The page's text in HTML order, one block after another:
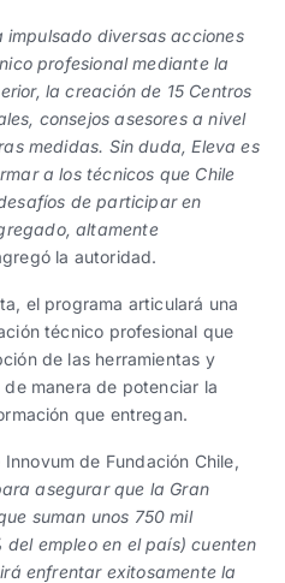
impulsado diversas acciones
profesional mediante la
la creación de 15 Centros
consejos asesores a nivel
medidas. Sin duda, Eleva es
a los técnicos que Chile
de participar en
altamente
la autoridad.
el programa articulará una
técnico profesional que
de las herramientas y
manera de potenciar la
que entregan.
de Fundación Chile,
asegurar que la Gran
suman unos 750 mil
empleo en el país) cuenten
enfrentar exitosamente la